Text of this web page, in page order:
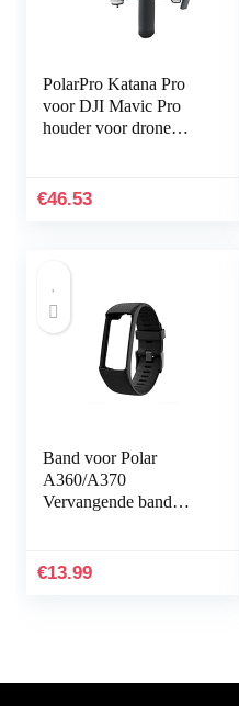
PolarPro Katana Pro
voor DJI Mavic Pro
houder voor drone
€46.53
Band voor Polar
A360/A370
Vervangende band
Vervangende band
€13.99